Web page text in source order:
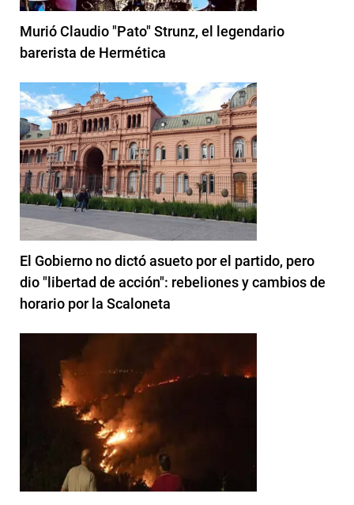
Murió Claudio "Pato" Strunz, el legendario
barerista de Hermética
El Gobierno no dictó asueto por el partido, pero
dio "libertad de acción": rebeliones y cambios de
horario por la Scaloneta